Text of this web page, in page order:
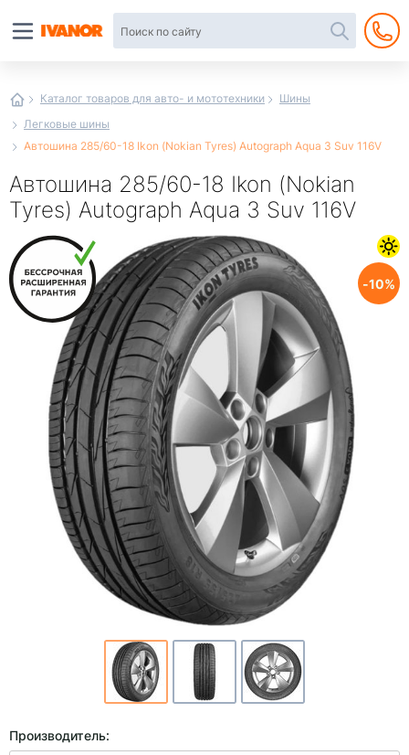
Каталог товаров для авто- и мототехники
Шины
Легковые шины
Автошина 285/60-18 Ikon (Nokian Tyrеs) Autograph Aqua 3 Suv 116V
Автошина 285/60-18 Ikon (Nokian
Tyrеs) Autograph Aqua 3 Suv 116V
10
Производитель:
интернет-